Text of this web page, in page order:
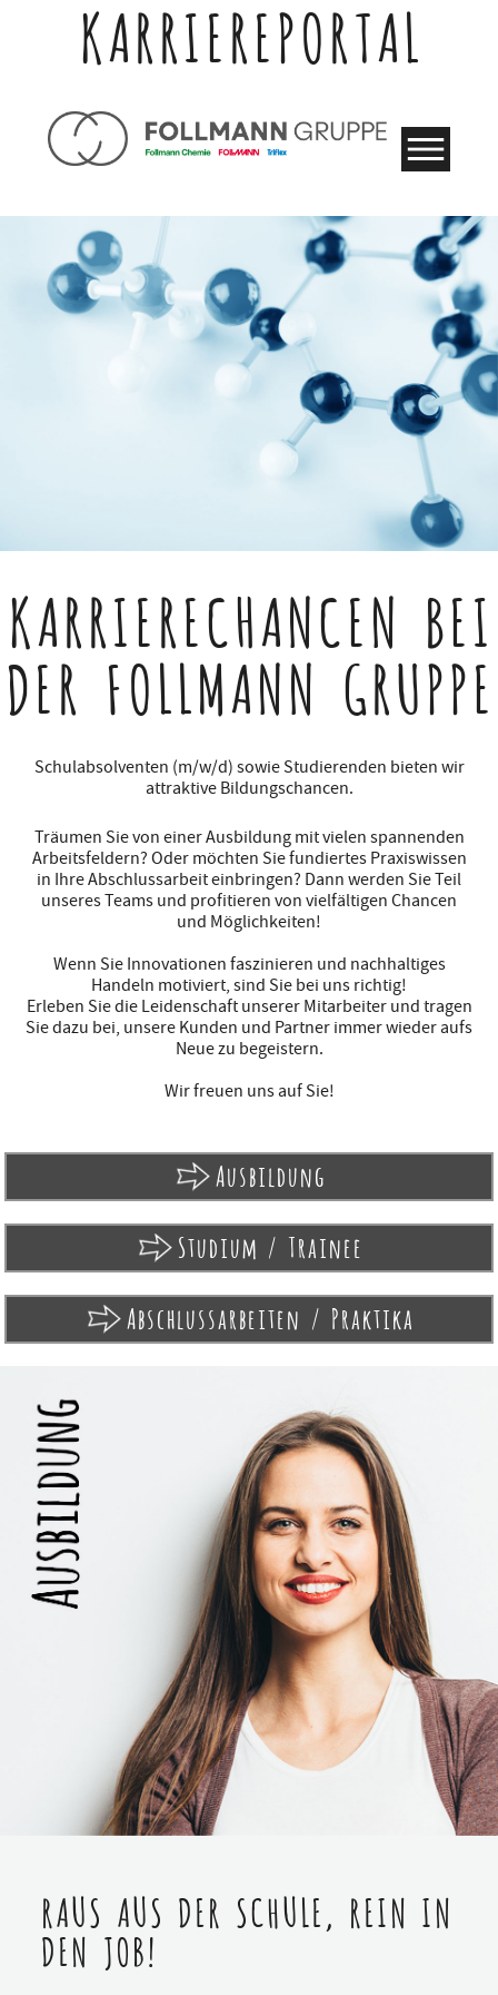
KARRIEREPORTAL
KARRIERECHANCEN BEI
DER FOLLMANN GRUPPE
Schulabsolventen (m/w/d) sowie Studierenden bieten wir
attraktive Bildungschancen.
Träumen Sie von einer Ausbildung mit vielen spannenden
Arbeitsfeldern? Oder möchten Sie fundiertes Praxiswissen
in Ihre Abschlussarbeit einbringen? Dann werden Sie Teil
unseres Teams und profitieren von vielfältigen Chancen
und Möglichkeiten!
Wenn Sie Innovationen faszinieren und nachhaltiges
Handeln motiviert, sind Sie bei uns richtig!
Erleben Sie die Leidenschaft unserer Mitarbeiter und tragen
Sie dazu bei, unsere Kunden und Partner immer wieder aufs
Neue zu begeistern.
Wir freuen uns auf Sie!
Ausbildung
Studium / Trainee
Abschlussarbeiten / Praktika
RAUS AUS DER SCHULE, REIN IN
DEN JOB!